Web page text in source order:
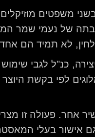
משפטים
בתה של נעמי שמר
לא תמיד הם
כנ"ל לגבי
לפי בקשת היוצר
אחר. פעולה זו
גם אישור בעלי